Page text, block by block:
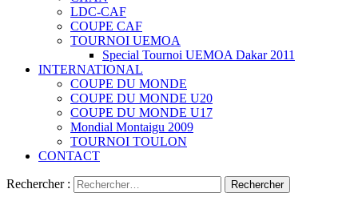
LDC-CAF
COUPE CAF
TOURNOI UEMOA
Special Tournoi UEMOA Dakar 2011
INTERNATIONAL
COUPE DU MONDE
COUPE DU MONDE U20
COUPE DU MONDE U17
Mondial Montaigu 2009
TOURNOI TOULON
CONTACT
Rechercher :